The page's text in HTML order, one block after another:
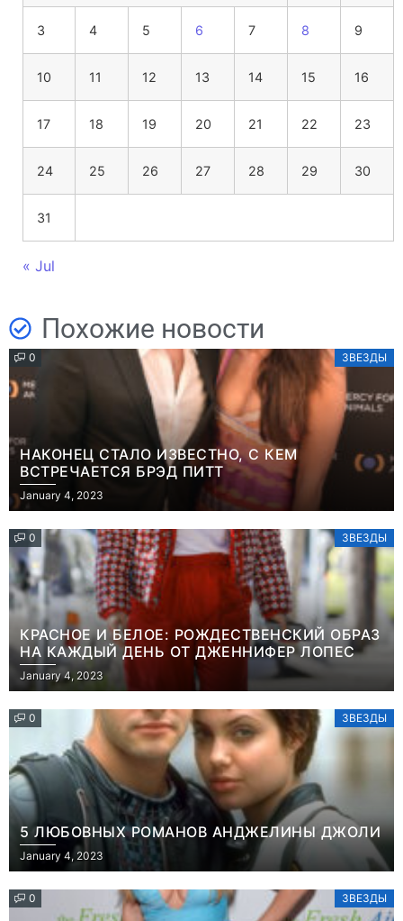
3 4 5 6 7 8 9
10 11 12 13 14 15 16
17 18 19 20 21 22 23
24 25 26 27 28 29 30
31
« Jul
Похожие новости
0 ЗВЕЗДЫ
НАКОНЕЦ СТАЛО ИЗВЕСТНО, С КЕМ
ВСТРЕЧАЕТСЯ БРЭД ПИТТ
January 4, 2023
0 ЗВЕЗДЫ
КРАСНОЕ И БЕЛОЕ: РОЖДЕСТВЕНСКИЙ ОБРАЗ
НА КАЖДЫЙ ДЕНЬ ОТ ДЖЕННИФЕР ЛОПЕС
January 4, 2023
0 ЗВЕЗДЫ
5 ЛЮБОВНЫХ РОМАНОВ АНДЖЕЛИНЫ ДЖОЛИ
January 4, 2023
0 ЗВЕЗДЫ